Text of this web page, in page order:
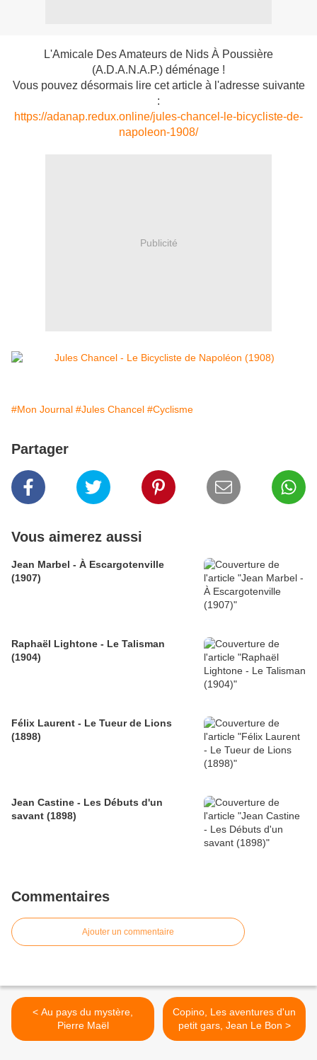
L'Amicale Des Amateurs de Nids À Poussière
(A.D.A.N.A.P.) déménage !
Vous pouvez désormais lire cet article à l'adresse suivante
:
https://adanap.redux.online/jules-chancel-le-bicycliste-de-
napoleon-1908/
Publicité
#Mon Journal #Jules Chancel #Cyclisme
Partager
Vous aimerez aussi
Jean Marbel - À Escargotenville
(1907)
Raphaël Lightone - Le Talisman
(1904)
Félix Laurent - Le Tueur de Lions
(1898)
Jean Castine - Les Débuts d'un
savant (1898)
Commentaires
Ajouter un commentaire
< Au pays du mystère,
Pierre Maël
Copino, Les aventures d'un
petit gars, Jean Le Bon >